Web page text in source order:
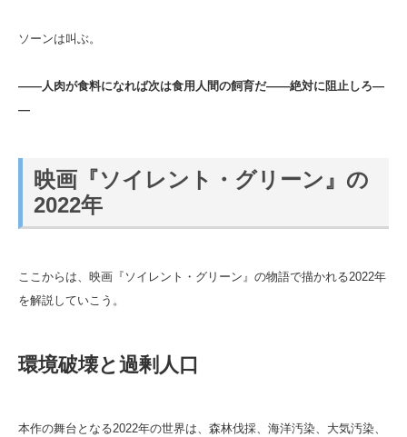
ソーンは叫ぶ。
――人肉が食料になれば次は食用人間の飼育だ――絶対に阻止しろ―
―
映画『ソイレント・グリーン』の
2022年
ここからは、映画『ソイレント・グリーン』の物語で描かれる2022年
を解説していこう。
環境破壊と過剰人口
本作の舞台となる2022年の世界は、森林伐採、海洋汚染、大気汚染、